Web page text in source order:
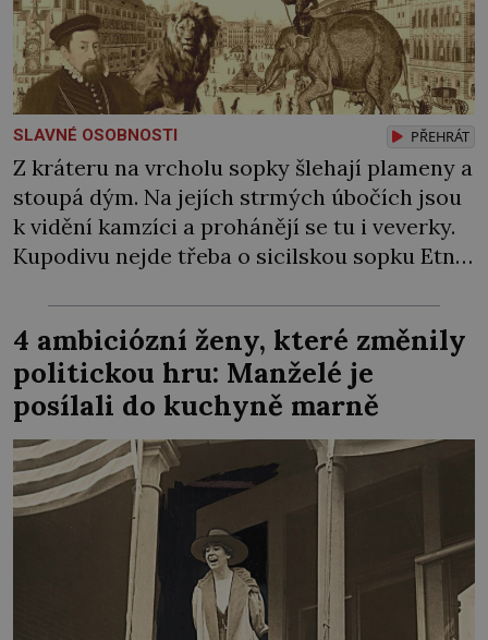
SLAVNÉ OSOBNOSTI PŘEHRÁT
Z kráteru na vrcholu sopky šlehají plameny a
stoupá dým. Na jejích strmých úbočích jsou
k vidění kamzíci a prohánějí se tu i veverky.
Kupodivu nejde třeba o sicilskou sopku Etnu,
1570 zde císař Maxmilián II. pořádá velkolepé
slavnosti, při kterých Pražané vůbec poprvé
spatří také živého slona […]
4 ambiciózní ženy, které změnily
politickou hru: Manželé je
posílali do kuchyně marně